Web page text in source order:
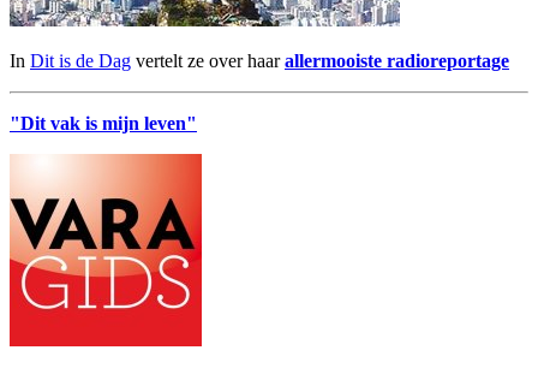
In Dit is de Dag vertelt ze over haarallermooiste radioreportage
"Dit vak is mijn leven"